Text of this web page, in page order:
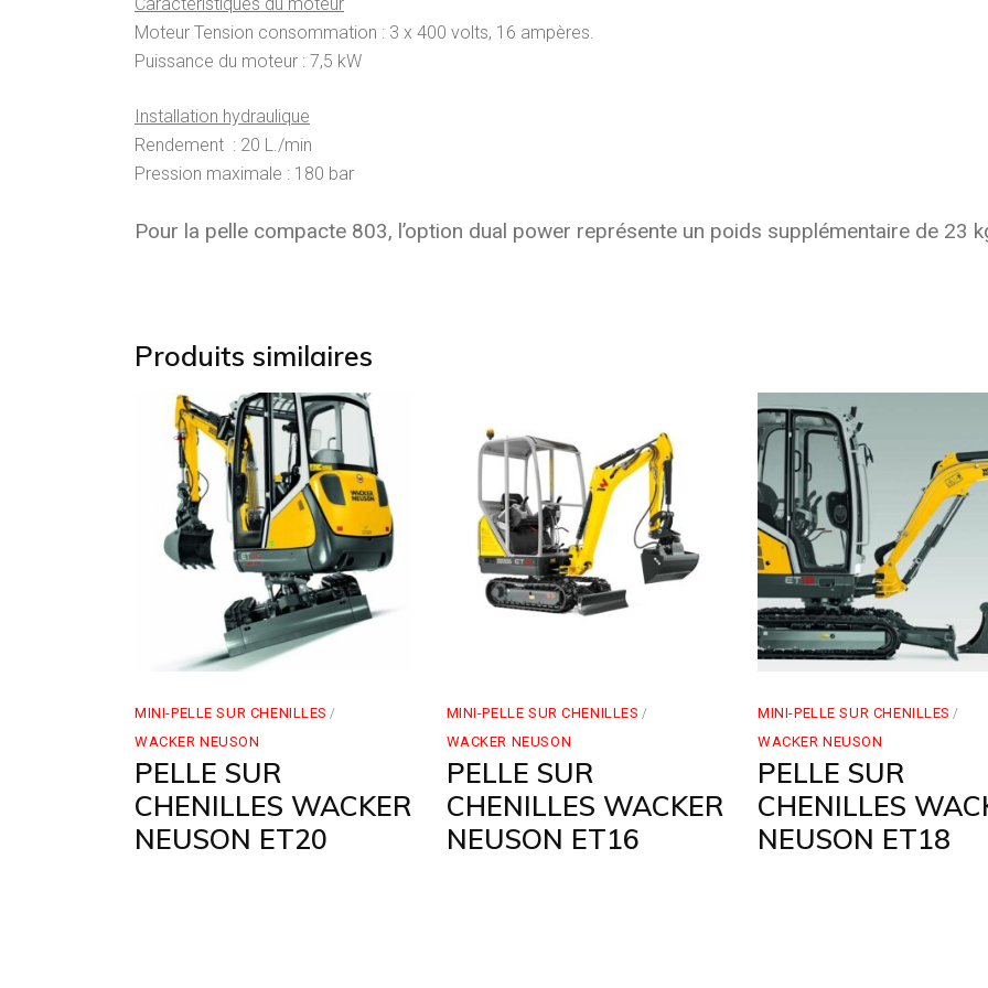
Moteur Tension consommation : 3 x 400 volts, 16 ampères.
Puissance du moteur : 7,5 kW
Installation hydraulique
Rendement : 20 L./min
Pression maximale : 180 bar
Pour la pelle compacte 803, l’option dual power représente un poids supplémentaire de 23
Produits similaires
MINI-PELLE SUR CHENILLES
WACKER NEUSON
PELLE SUR
CHENILLES WACKER
NEUSON ET20
MINI-PELLE SUR CHENILLES
WACKER NEUSON
PELLE SUR
CHENILLES WACKER
NEUSON ET16
MINI-PELLE SUR CHENILLES
WACKER NEUSON
PELLE SUR
CHENILLES
NEUSON ET18